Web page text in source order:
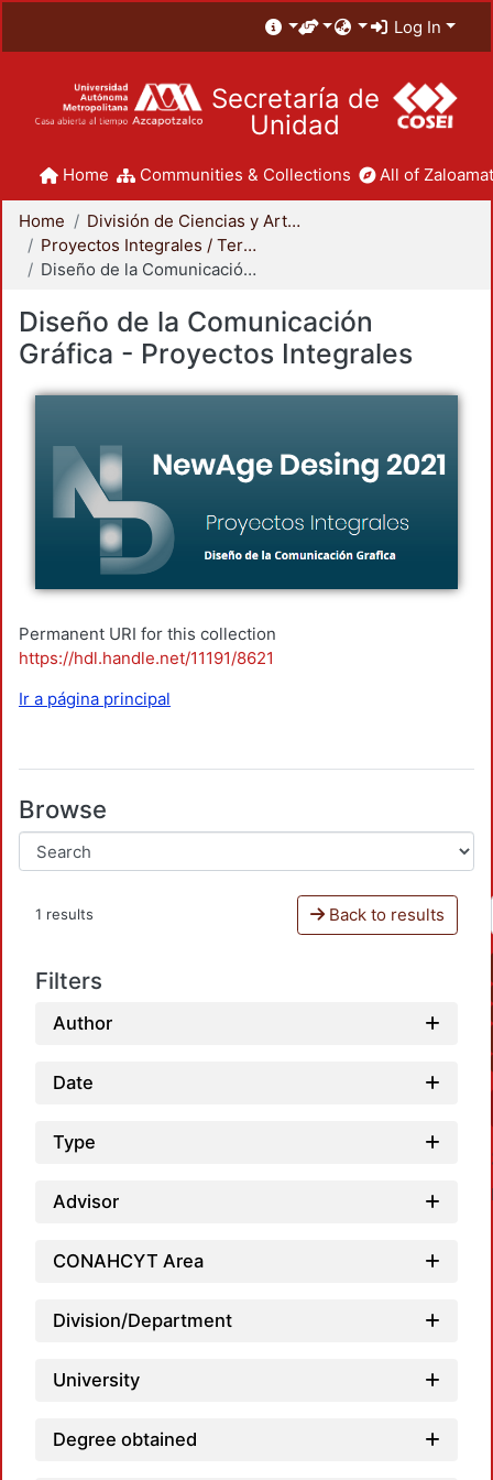
Log In
Secretaría de
Unidad
Home Communities & Collections All of
Home
División de Ciencias y Artes para el Diseño
Proyectos Integrales / Terminales - Licenciatura
Diseño de la Comunicación Gráfica - Proyectos Integrales
Diseño de la Comunicación
Gráfica - Proyectos Integrales
Permanent URI for this collection
https://hdl.handle.net/11191/8621
Ir a página principal
Browse
1 results Back to results
Filters
Author
Date
Type
Advisor
CONAHCYT Area
Division/Department
University
Degree obtained